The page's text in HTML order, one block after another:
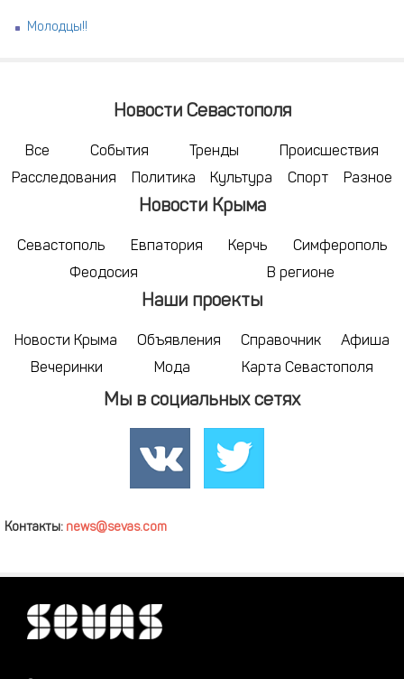
Молодцы!!
Новости Севастополя
Все События Тренды
Происшествия
Расследования
Политика Культура Спорт Разное
Новости Крыма
Севастополь Евпатория Керчь
Симферополь
Феодосия
В регионе
Наши проекты
Новости Крыма Объявления Справочник
Афиша
Вечеринки
Мода Карта Севастополя
Мы в социальных сетях
Контакты: news@sevas.com